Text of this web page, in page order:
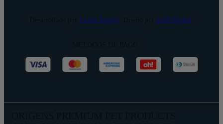
Enova Agency. Diseño por Staff Digital